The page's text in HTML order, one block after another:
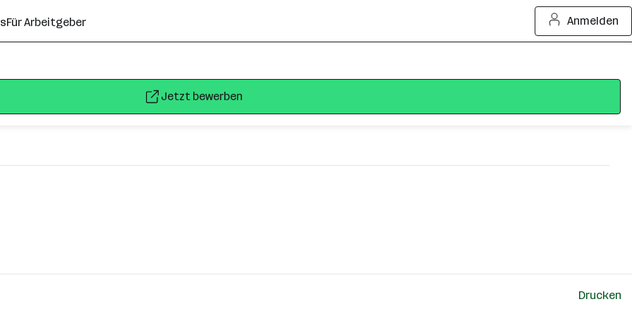
Für Arbeitgeber Anmelden
Jetzt bewerben
Drucken